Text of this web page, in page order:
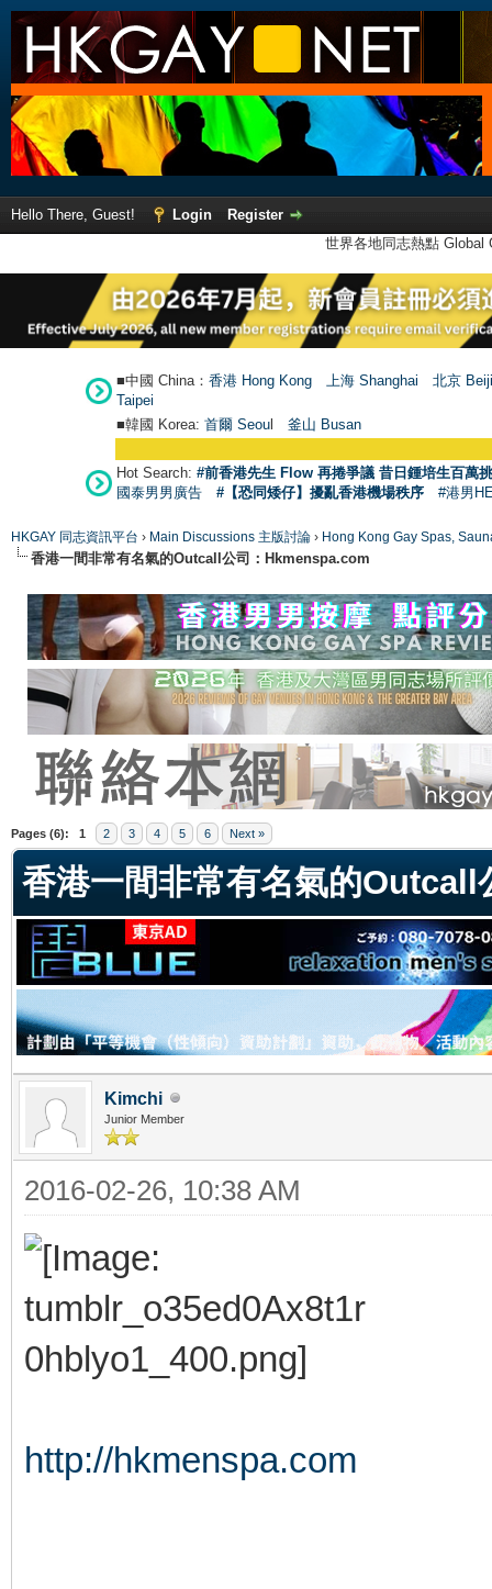
Hello There, Guest! Login
Register
世界各地同志熱點
■中國 China： 香港 Hong Kong 上海 Shanghai
北京
Taipei
■韓國 Korea: 首爾 Seoul 釜山 Busan
Hot Search: #前香港先生 Flow 再捲爭議 昔日鍾培生百萬
國泰男男廣告
#【恐同矮仔】擾亂香港機場秩序 #港男
HKGAY 同志資訊平台 › Main Discussions 主版討論 › Hong Kong Gay Spas,
香港一間非常有名氣的Outcall公司：Hkmenspa.com
Pages (6): 1 2 3 4 5 6 Next »
香港一間非常有名氣的
Kimchi
Junior Member
2016-02-26, 10:38 AM
http://hkmenspa.com